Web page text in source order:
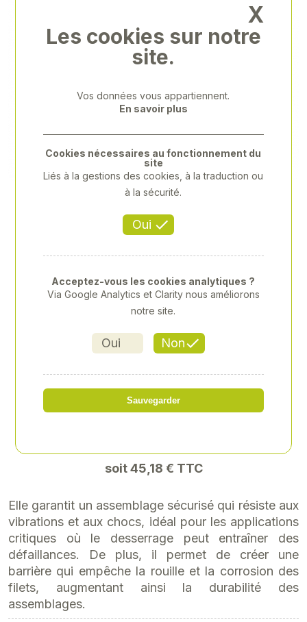
271 FREINFILET FORT 24ML
Référence: XV-XV229311
soit 45,18 € TTC
Elle garantit un assemblage sécurisé qui résiste aux
vibrations et aux chocs, idéal pour les applications
critiques où le desserrage peut entraîner des
défaillances. De plus, il permet de créer une
barrière qui empêche la rouille et la corrosion des
filets, augmentant ainsi la durabilité des
assemblages.
X
Les cookies sur notre
site.
Vos données vous appartiennent.
En savoir plus
Oui
Cookies nécessaires au fonctionnement du
site
Liés à la gestions des cookies, à la traduction ou
à la sécurité.
Oui Non
Acceptez-vous les cookies analytiques ?
Via Google Analytics et Clarity nous améliorons
notre site.
Sauvegarder